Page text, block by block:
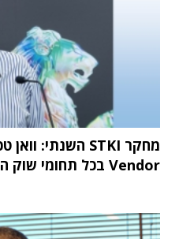
Vendor בכל תחומי שוק ה-IT